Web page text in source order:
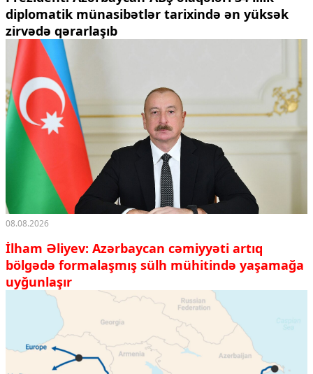
diplomatik münasibətlər tarixində ən yüksək
zirvədə qərarlaşıb
08.08.2026
İlham Əliyev: Azərbaycan cəmiyyəti artıq
bölgədə formalaşmış sülh mühitində yaşamağa
uyğunlaşır